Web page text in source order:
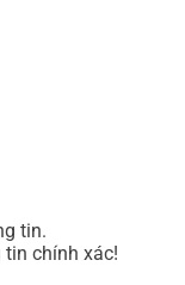
tin.
tin chính xác!